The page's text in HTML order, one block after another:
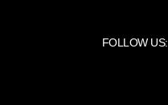
FOLLOW US: